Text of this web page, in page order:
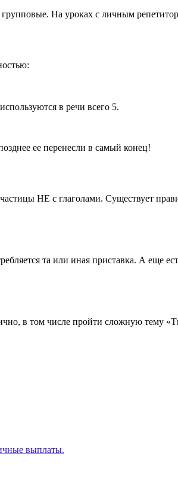
На уроках с личным
в речи всего 5.
ее перенесли в самый конец!
НЕ с глаголами. Существует
та или иная приставка. А еще
в том числе пройти сложную тему
выплаты.